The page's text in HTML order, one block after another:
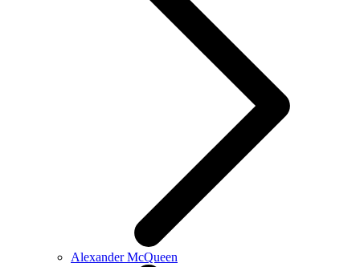
Alexander McQueen